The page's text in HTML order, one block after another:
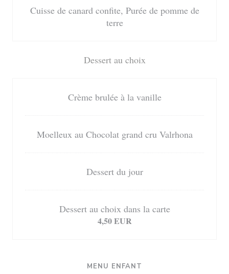
Cuisse de canard confite, Purée de pomme de
terre
Dessert au choix
Crème brulée à la vanille
Moelleux au Chocolat grand cru Valrhona
Dessert du jour
Dessert au choix dans la carte
4,50 EUR
MENU ENFANT